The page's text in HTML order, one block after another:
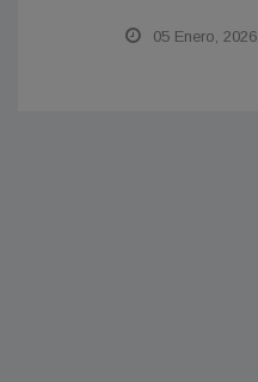
05 Enero, 2026